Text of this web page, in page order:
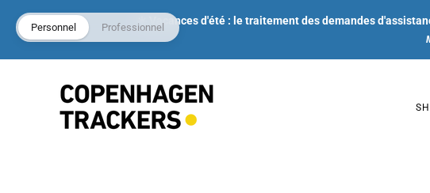
☀️ Vacances d'été : le traitement des demandes
Personnel Professionnel